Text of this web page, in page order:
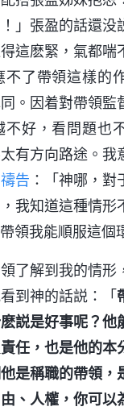
」張盈的話還没
這麽緊，氣都喘
不了帶領這樣的
。因着對帶領監
不好，看問題也
有方向路途。我
禱告 ：「神哪，
我知道這種情形
領我能順服這個
了解到我的情形
到神的話説：「
説是好事呢？他
任，也是他的本
是稱職的帶領，
、人權，你可以